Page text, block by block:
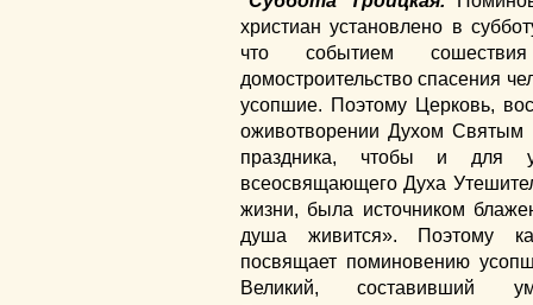
христиан установлено в
что событием
домостроительство спасения
усопшие. Поэтому Церковь,
оживотворении Духом
праздника, чтобы и для
всеосвящающего Духа
жизни, была источником
душа живится». Поэтому
посвящает поминовению
Великий, составивший